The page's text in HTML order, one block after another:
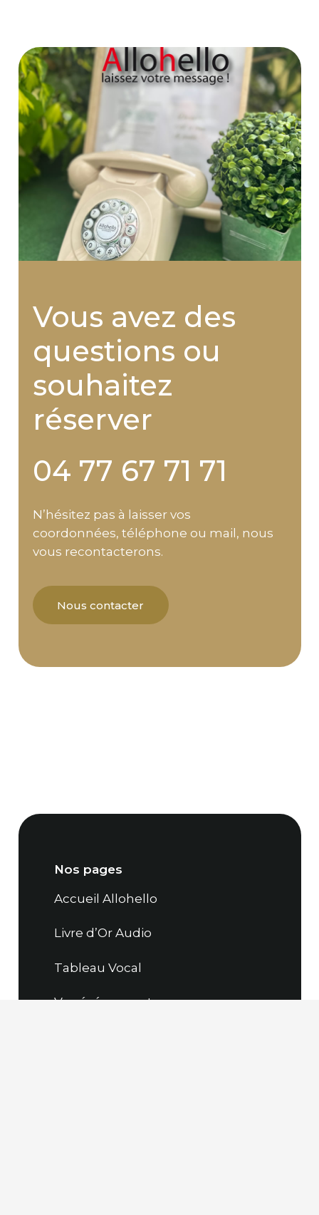
Vous avez des
questions ou
souhaitez
réserver
04 77 67 71 71
N’hésitez pas à laisser vos
coordonnées, téléphone ou mail, nous
vous recontacterons.
Nous contacter
Nos pages
Accueil Allohello
Livre d’Or Audio
Tableau Vocal
Vos événements